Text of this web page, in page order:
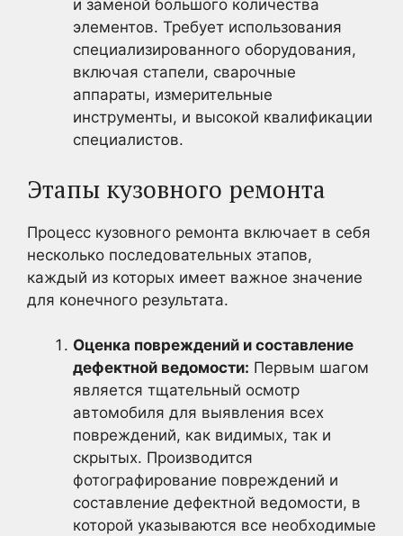
и заменой большого количества
элементов. Требует использования
специализированного оборудования,
включая стапели, сварочные
аппараты, измерительные
инструменты, и высокой квалификации
специалистов.
Этапы кузовного ремонта
Процесс кузовного ремонта включает в себя
несколько последовательных этапов,
каждый из которых имеет важное значение
для конечного результата.
Оценка повреждений и составление
дефектной ведомости: Первым шагом
является тщательный осмотр
автомобиля для выявления всех
повреждений, как видимых, так и
скрытых. Производится
фотографирование повреждений и
составление дефектной ведомости, в
которой указываются все необходимые